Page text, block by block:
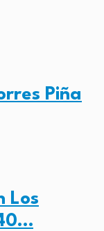
Piña
Los